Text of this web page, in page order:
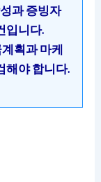
과 증빙자
입니다.
획과 마케
해야 합니다.